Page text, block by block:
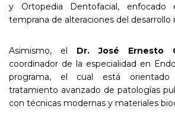
y Ortopedia Dentofacial, enfocado
temprana de alteraciones del desarrollo
Asimismo, el Dr. José Ernesto
coordinador de la especialidad en
programa, el cual está
tratamiento avanzado de patologías
con técnicas modernas y materiales